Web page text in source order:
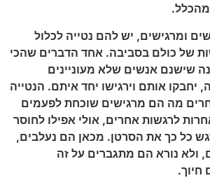
מהכלל.
ומרגישים, יש להם נטייה לכלול
של כולם בסביבה. אחד הדברים שהכי
שישנם אנשים שלא מעוניינים
יחבקו אותם וירגישו יחד איתם. הנטייה
מה הם מרגישים שוכחת לפעמים
לרגשות אחרים, אולי אפילו לחוסר
כל כך את הסרטן. מכאן הם נעלבים,
ולא נורא הם מתגברים על זה
חיוך.